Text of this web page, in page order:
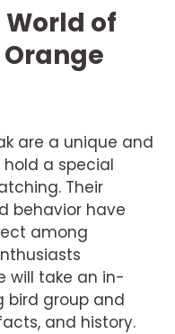
of
are a unique and
a special
Their
behavior have
among
will take an in-
bird group and
and history.